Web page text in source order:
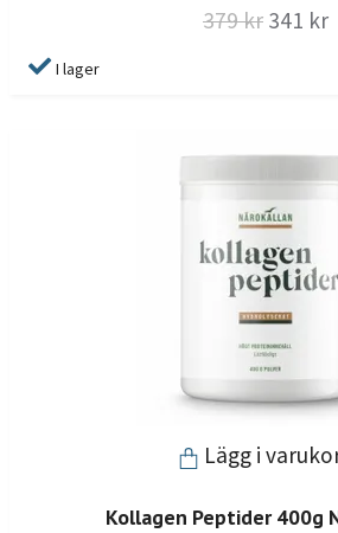
379 kr 341 kr
I lager
Lägg i
Kollagen Peptider 400g